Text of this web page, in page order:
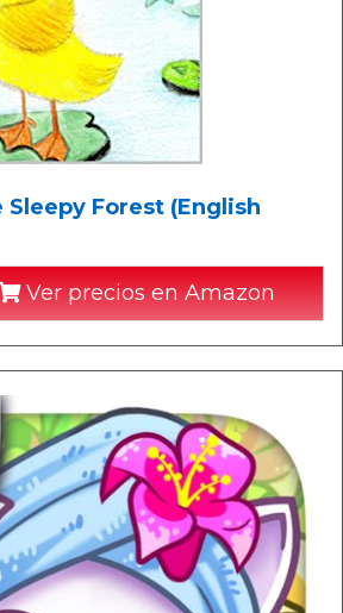
Sleepy Forest (English
Ver precios en Amazon